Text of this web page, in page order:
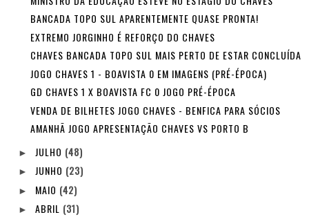
BANCADA TOPO SUL APARENTEMENTE QUASE PRONTA!
EXTREMO JORGINHO É REFORÇO DO CHAVES
CHAVES BANCADA TOPO SUL MAIS PERTO DE ESTAR CONCLUÍDA
JOGO CHAVES 1 - BOAVISTA 0 EM IMAGENS (PRÉ-ÉPOCA)
GD CHAVES 1 X BOAVISTA FC 0 JOGO PRÉ-ÉPOCA
VENDA DE BILHETES JOGO CHAVES - BENFICA PARA SÓCIOS
AMANHÃ JOGO APRESENTAÇÃO CHAVES VS PORTO B
► JULHO (48)
► JUNHO (23)
► MAIO (42)
► ABRIL (31)